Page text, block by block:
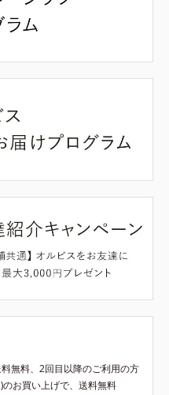
無料、2回目以降のご利用の方
お買い上げで、送料無料